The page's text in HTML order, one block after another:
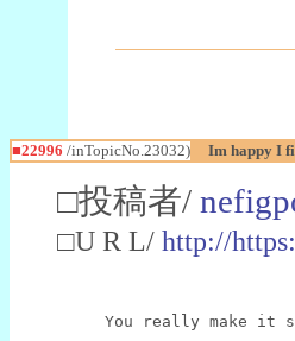
■22996 /inTopicNo.23032) Im happy I
□投稿者/
□U R L/ http://
You really make it